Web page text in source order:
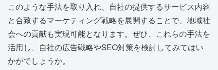
このような手法を取り入れ、自社の提供するサービス内容
と合致するマーケティング戦略を展開することで、地域社
会への貢献も実現可能となります。ぜひ、これらの手法を
活用し、自社の広告戦略やSEO対策を検討してみてはい
かがでしょうか。